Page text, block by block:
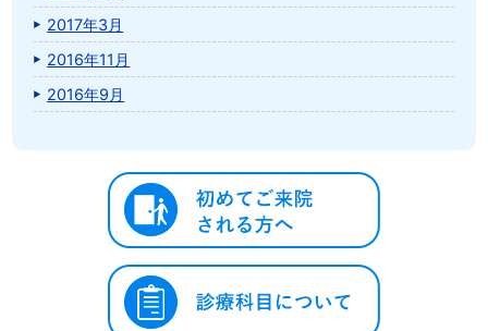
2017年3月
2016年11月
2016年9月